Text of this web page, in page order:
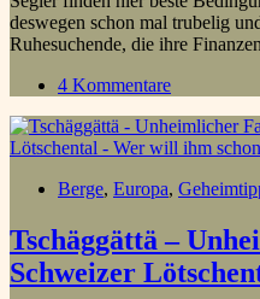
deswegen schon mal trubelig
Ruhesuchende, die ihre
4 Kommentare
Berge, Europa,
Tschäggättä –
Schweizer